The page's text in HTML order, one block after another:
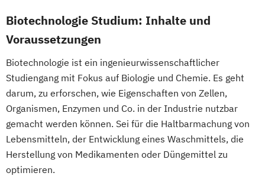
Polizeiliche Führung
Praxisanleitung
Produktmarketing & Projektmanagement
Pädagogisch-Didaktischer Lehrgang für
Lehrende des Exekutivdienstes
Radiologietechnologie
Regenerative Energiesysteme &
technisches Energiemanagement
Robotik
Softwaretechnik & Digitaler Systembau
Strategisches Marketing &
Innovation and Product Management (EN)
Innovation
Interactive Media (EN)
Internationales Logistik-Management
Kommunikation
Wissen
Leading Transformation for Impact
Organizations
Lebensmitteltechnologie und Ernährung
Leichtbau und Composite-Werkstoffe
Biotechnologie Studium: Inhalte und
Voraussetzungen
Biotechnologie ist ein ingenieurwissenschaftlicher
Studiengang mit Fokus auf Biologie und Chemie. Es geht
darum, zu erforschen, wie Eigenschaften von Zellen,
Organismen, Enzymen und Co. in der Industrie nutzbar
gemacht werden können. Sei für die Haltbarmachung von
Lebensmitteln, der Entwicklung eines Waschmittels, die
Herstellung von Medikamenten oder Düngemittel zu
optimieren.